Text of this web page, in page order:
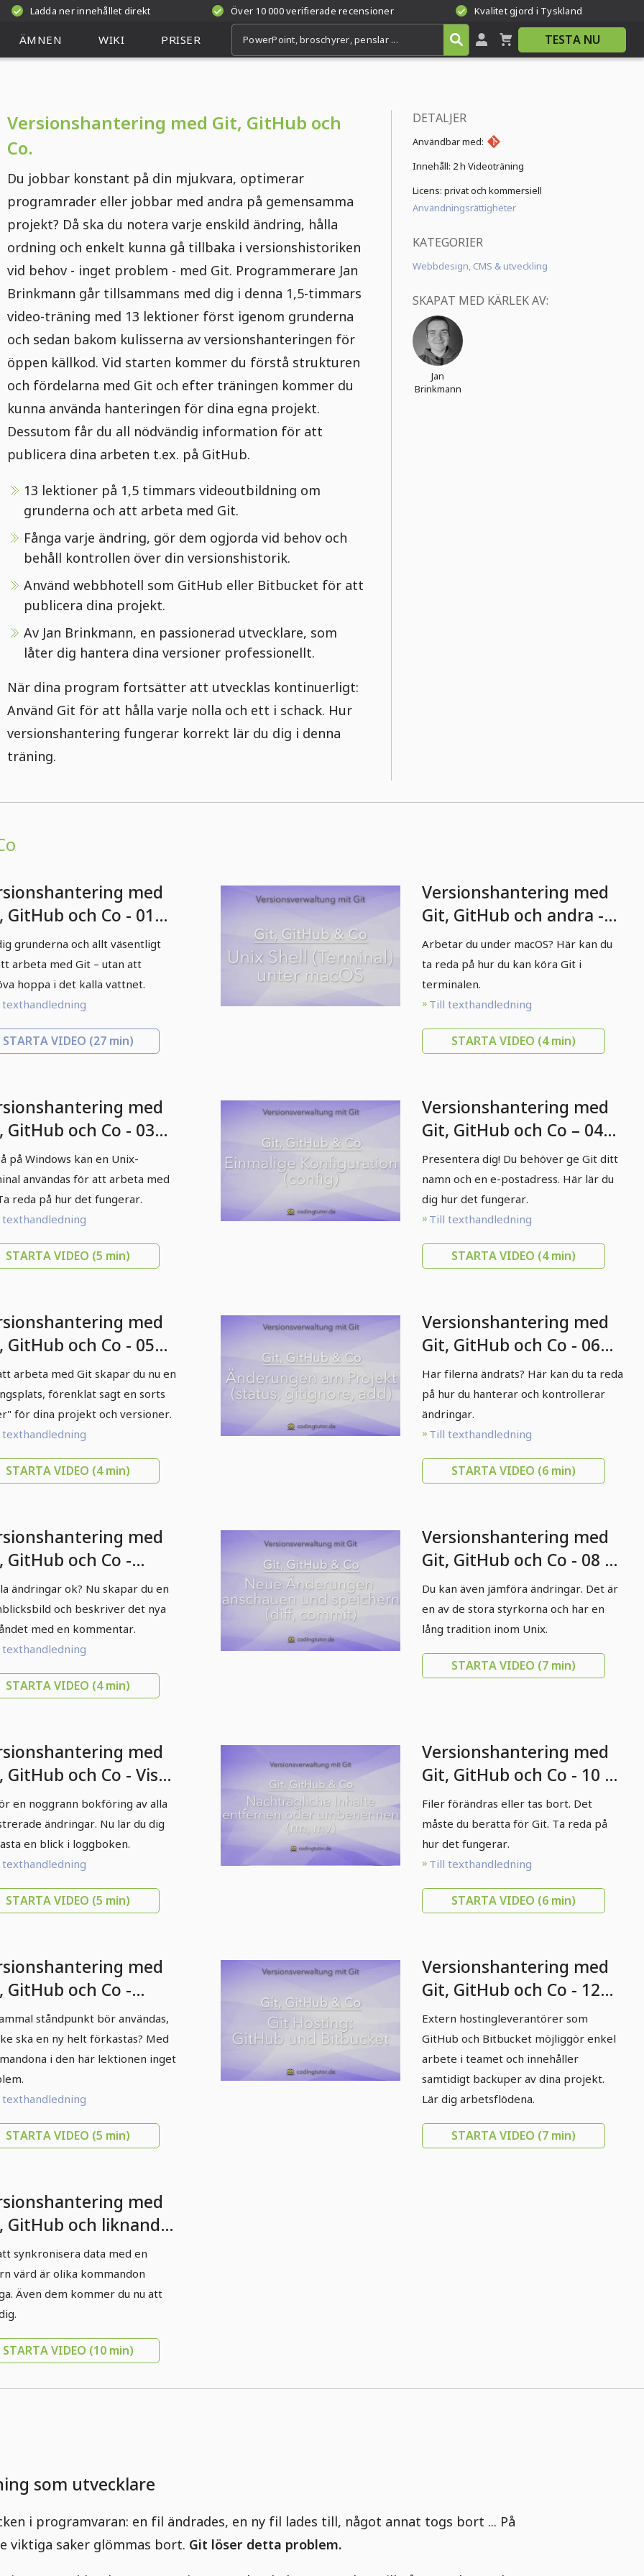
Ladda ner innehållet direkt Över 10 000 verifierade recensioner Kvalitet gjord i Tyskland
ÄMNEN WIKI PRISER TESTA NU
Versionshantering med Git, GitHub och
Co.
Du jobbar konstant på din mjukvara, optimerar
programrader eller jobbar med andra på gemensamma
projekt? Då ska du notera varje enskild ändring, hålla
ordning och enkelt kunna gå tillbaka i versionshistoriken
vid behov - inget problem - med Git. Programmerare Jan
Brinkmann går tillsammans med dig i denna 1,5-timmars
video-träning med 13 lektioner först igenom grunderna
och sedan bakom kulisserna av versionshanteringen för
öppen källkod. Vid starten kommer du förstå strukturen
och fördelarna med Git och efter träningen kommer du
kunna använda hanteringen för dina egna projekt.
Dessutom får du all nödvändig information för att
publicera dina arbeten t.ex. på GitHub.
13 lektioner på 1,5 timmars videoutbildning om
grunderna och att arbeta med Git.
Fånga varje ändring, gör dem ogjorda vid behov och
behåll kontrollen över din versionshistorik.
Använd webbhotell som GitHub eller Bitbucket för att
publicera dina projekt.
Av Jan Brinkmann, en passionerad utvecklare, som
låter dig hantera dina versioner professionellt.
När dina program fortsätter att utvecklas kontinuerligt:
Använd Git för att hålla varje nolla och ett i schack. Hur
versionshantering fungerar korrekt lär du dig i denna
träning.
DETALJER
Användbar med:
Innehåll: 2 h Videoträning
Licens: privat och kommersiell
Användningsrättigheter
KATEGORIER
Webbdesign, CMS & utveckling
SKAPAT MED KÄRLEK AV:
Jan
Brinkmann
med
GitHub och Co - 01
till Git
grunderna och allt väsentligt
arbeta med Git – utan att
hoppa i det kalla vattnet.
STARTA VIDEO (27 min)
Versionshantering med
Git, GitHub och andra -
02 Unix Shell (Terminal)
på macOS.
Arbetar du under macOS? Här kan du
ta reda på hur du kan köra Git i
terminalen.
Till texthandledning
STARTA VIDEO (4 min)
med
GitHub och Co - 03
(Shell) på
på Windows kan en Unix-
användas för att arbeta med
reda på hur det fungerar.
STARTA VIDEO (5 min)
Versionshantering med
Git, GitHub och Co – 04
Enstaka konfiguration
(config)
Presentera dig! Du behöver ge Git ditt
namn och en e-postadress. Här lär du
dig hur det fungerar.
Till texthandledning
STARTA VIDEO (4 min)
med
GitHub och Co - 05
ett repository
status)
arbeta med Git skapar du nu en
förenklat sagt en sorts
för dina projekt och versioner.
STARTA VIDEO (4 min)
Versionshantering med
Git, GitHub och Co - 06
ändringar i projektet
(status, gitignore, add)
Har filerna ändrats? Här kan du ta reda
på hur du hanterar och kontrollerar
ändringar.
Till texthandledning
STARTA VIDEO (6 min)
med
GitHub och Co -
ändringar
ändringar ok? Nu skapar du en
och beskriver det nya
med en kommentar.
STARTA VIDEO (4 min)
Versionshantering med
Git, GitHub och Co - 08 Se
på och spara nya
ändringar (diff, commit)
Du kan även jämföra ändringar. Det är
en av de stora styrkorna och har en
lång tradition inom Unix.
STARTA VIDEO (7 min)
med
GitHub och Co - Visa
för alla
(log)
en noggrann bokföring av alla
ändringar. Nu lär du dig
en blick i loggboken.
STARTA VIDEO (5 min)
Versionshantering med
Git, GitHub och Co - 10 ta
bort eller byt namn på
innehåll i efterhand (rm,
mv)
Filer förändras eller tas bort. Det
måste du berätta för Git. Ta reda på
hur det fungerar.
Till texthandledning
STARTA VIDEO (6 min)
med
GitHub och Co -
11 ändringar
checkout)
ståndpunkt bör användas,
ska en ny helt förkastas? Med
i den här lektionen inget
STARTA VIDEO (5 min)
Versionshantering med
Git, GitHub och Co - 12
Git-värdtjänster: GitHub
och Bitbucket
Extern hostingleverantörer som
GitHub och Bitbucket möjliggör enkel
arbete i teamet och innehåller
samtidigt backuper av dina projekt.
Lär dig arbetsflödena.
STARTA VIDEO (7 min)
med
GitHub och liknande
repositories på
servrar (clone,
push, pull).
synkronisera data med en
värd är olika kommandon
Även dem kommer du nu att
STARTA VIDEO (10 min)
som utvecklare
i programvaran: en fil ändrades, en ny fil lades till, något annat togs bort ... På
viktiga saker glömmas bort. Git löser detta problem.